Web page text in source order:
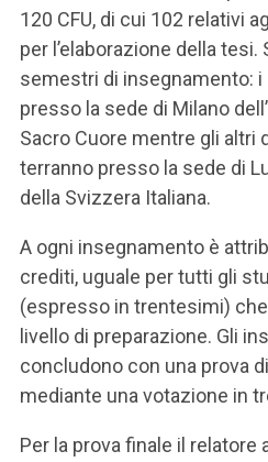
120 CFU, di cui 102 relativi
per l’elaborazione della
semestri di insegnamento:
presso la sede di Milano
Sacro Cuore mentre gli altri
terranno presso la sede di
della Svizzera Italiana.
A ogni insegnamento è
crediti, uguale per tutti gli
(espresso in trentesimi) che
livello di preparazione. Gli
concludono con una prova
mediante una votazione in
Per la prova finale il